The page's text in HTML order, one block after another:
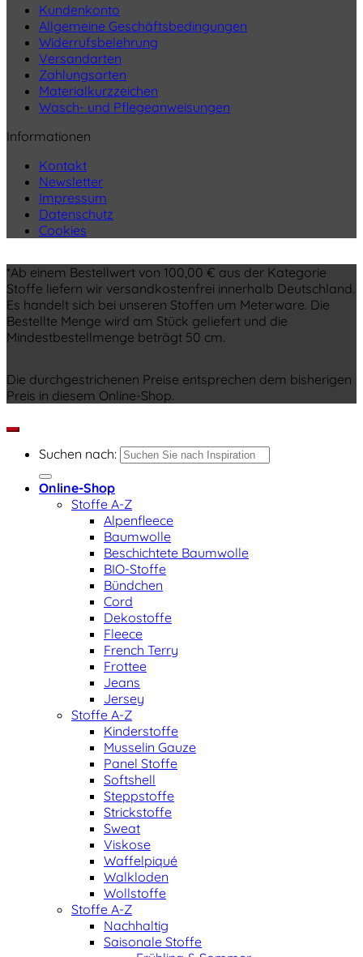
Kundenkonto
Allgemeine Geschäftsbedingungen
Widerrufsbelehrung
Versandarten
Zahlungsarten
Materialkurzzeichen
Wasch- und Pflegeanweisungen
Informationen
Kontakt
Newsletter
Impressum
Datenschutz
Cookies
*Ab einem Bestellwert von 100,00 € aus der Kategorie
Stoffe liefern wir versandkostenfrei innerhalb Deutschland.
Es handelt sich bei unseren Stoffen um Meterware. Die
Bestellte Menge wird am Stück geliefert und die
Mindestbestellmenge beträgt 50 cm.
Die durchgestrichenen Preise entsprechen dem bisherigen
Preis in diesem Online-Shop.
Suchen nach:
Online-Shop
Stoffe A-Z
Alpenfleece
Baumwolle
Beschichtete Baumwolle
BIO-Stoffe
Bündchen
Cord
Dekostoffe
Fleece
French Terry
Frottee
Jeans
Jersey
Stoffe A-Z
Kinderstoffe
Musselin Gauze
Panel Stoffe
Softshell
Steppstoffe
Strickstoffe
Sweat
Viskose
Waffelpiqué
Walkloden
Wollstoffe
Stoffe A-Z
Nachhaltig
Saisonale Stoffe